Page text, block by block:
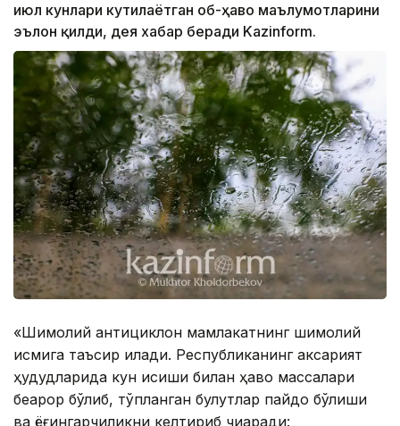
июл кунлари кутилаётган об-ҳаво маълумотларини
эълон қилди, дея хабар беради Kazinform.
«Шимолий антициклон мамлакатнинг шимолий
қисмига таъсир қилади. Республиканинг аксарият
ҳудудларида кун исиши билан ҳаво массалари
беқарор бўлиб, тўпланган булутлар пайдо бўлиши
ва ёғингарчиликни келтириб чиқаради: